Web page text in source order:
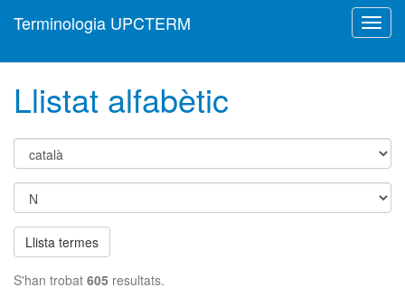
Terminologia UPCTERM
Llistat alfabètic
Llista termes
S'han trobat 605 resultats.